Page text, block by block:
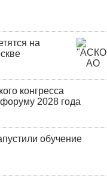
на
конгресса
2028 года
обучение